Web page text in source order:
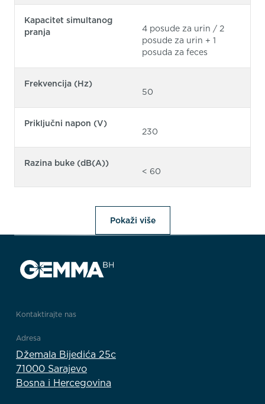
Kapacitet simultanog
pranja
4 posude za urin / 2
posude za urin + 1
posuda za feces
Frekvencija (Hz)
50
Priključni napon (V)
230
Razina buke (dB(A))
< 60
Pokaži više
Kontaktirajte nas
Adresa
Džemala Bijedića 25c
71000 Sarajevo
Bosna i Hercegovina